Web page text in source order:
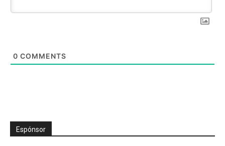
0 COMMENTS
Espónsor